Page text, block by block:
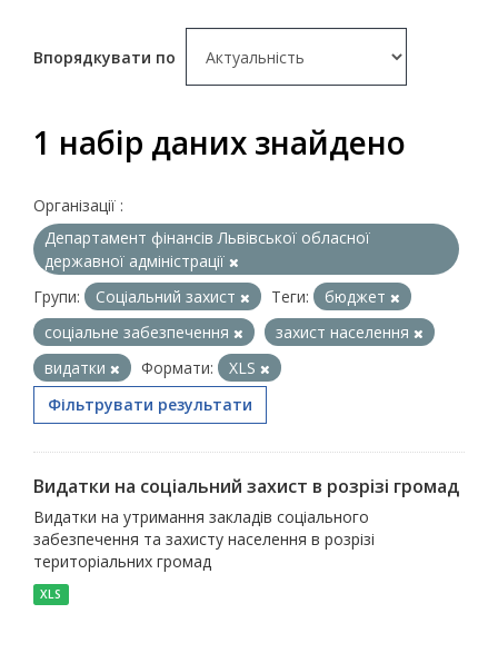
Впорядкувати по
1 набір даних знайдено
Організації :
Департамент фінансів Львівської обласної
державної адміністрації
Групи:
Соціальний захист Теги:
бюджет
соціальне забезпечення
захист населення
видатки
Формати:
XLS
Фільтрувати результати
Видатки на соціальний захист в розрізі громад
Видатки на утримання закладів соціального
забезпечення та захисту населення в розрізі
територіальних громад
XLS